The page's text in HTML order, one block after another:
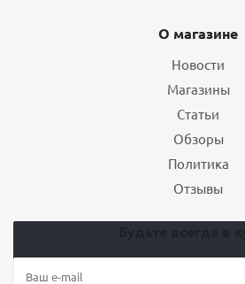
О магазине
Новости
Магазины
Статьи
Обзоры
Политика
Отзывы